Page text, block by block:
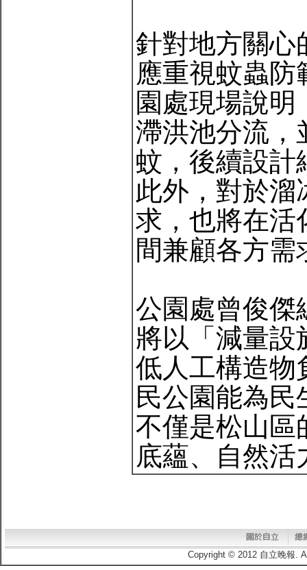
針對地方關心
應重視蚊蟲
園處現場說
滯洪池分流，
蚊，後續設計
此外，對於溜
求，也將在活
間兼顧各方
公園處曾俊傑
將以「減量設
低人工構造物
民公園能為
不僅是松山區
底蘊、自然
Copyright © 2012 自立晚報.